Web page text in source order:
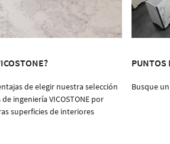
de elegir nuestra selección
ingeniería VICOSTONE por
superficies de interiores
PUNTOS
Busque